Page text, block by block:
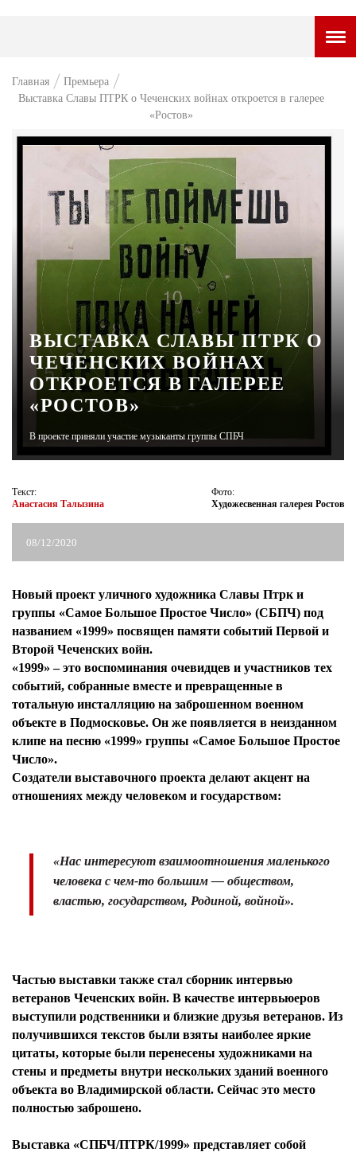
ВОПРОС НЕДЕЛИ
ПРЕМЬЕРА
ТАМ И ТУТ
СТИЛЬ ЖИЗНИ
ХАЙП
ЧЕЛОВЕК ОСОБЕННЫЙ
КУЛЬТ ЕДЫ
АФИША
ЖУРНАЛ
Главная
Премьера
Выставка Славы ПТРК о Чеченских войнах откроется в галерее
«Ростов»
ВЫСТАВКА СЛАВЫ ПТРК О
ЧЕЧЕНСКИХ ВОЙНАХ
ОТКРОЕТСЯ В ГАЛЕРЕЕ
«РОСТОВ»
В проекте приняли участие музыканты группы СПБЧ
Текст:
Анастасия Талызина
Фото:
Художесвенная галерея Ростов
08/12/2020
Новый проект уличного художника Славы Птрк и
группы «Самое Большое Простое Число» (СБПЧ) под
названием «1999» посвящен памяти событий Первой и
Второй Чеченских войн.
«1999» – это воспоминания очевидцев и участников тех
событий, собранные вместе и превращенные в
тотальную инсталляцию на заброшенном военном
объекте в Подмосковье. Он же появляется в неизданном
клипе на песню «1999» группы «Самое Большое Простое
Число».
Создатели выставочного проекта делают акцент на
отношениях между человеком и государством:
«Нас интересуют взаимоотношения маленького
человека с чем-то большим — обществом,
властью, государством, Родиной, войной».
Частью выставки также стал сборник интервью
ветеранов Чеченских войн. В качестве интервьюеров
выступили родственники и близкие друзья ветеранов. Из
получившихся текстов были взяты наиболее яркие
цитаты, которые были перенесены художниками на
стены и предметы внутри нескольких зданий военного
объекта во Владимирской области. Сейчас это место
полностью заброшено.
Выставка «СПБЧ/ПТРК/1999» представляет собой